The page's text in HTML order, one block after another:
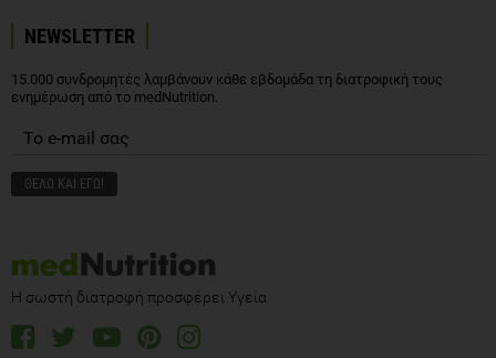
NEWSLETTER
15.000 συνδρομητές λαμβάνουν κάθε εβδομάδα τη διατροφική τους
ενημέρωση από το medNutrition.
Η σωστή διατροφή προσφέρει Υγεία